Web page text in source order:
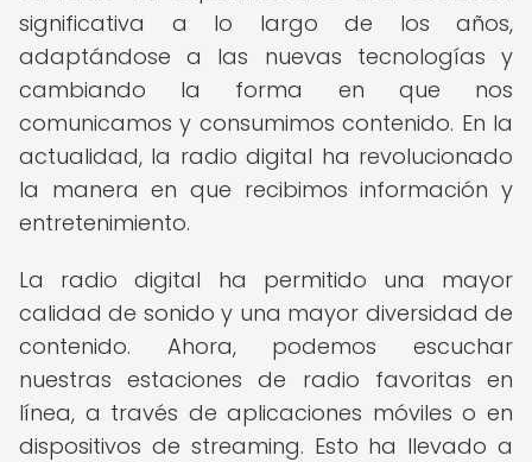
significativa a lo largo de los años,
adaptándose a las nuevas tecnologías y
cambiando la forma en que nos
comunicamos y consumimos contenido. En la
actualidad, la radio digital ha revolucionado
la manera en que recibimos información y
entretenimiento.
La radio digital ha permitido una mayor
calidad de sonido y una mayor diversidad de
contenido. Ahora, podemos escuchar
nuestras estaciones de radio favoritas en
línea, a través de aplicaciones móviles o en
dispositivos de streaming. Esto ha llevado a